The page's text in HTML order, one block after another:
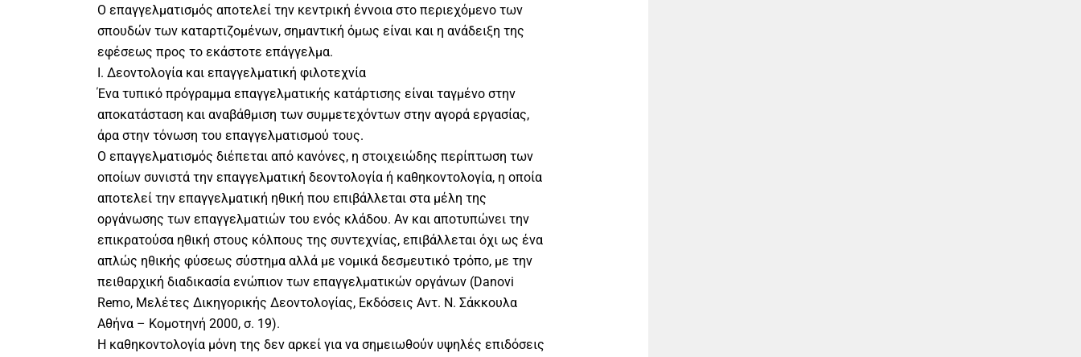
Ο επαγγελματισμός αποτελεί την κεντρική έννοια στο περιεχόμενο των
σπουδών των καταρτιζομένων, σημαντική όμως είναι και η ανάδειξη της
εφέσεως προς το εκάστοτε επάγγελμα.
Ι. Δεοντολογία και επαγγελματική φιλοτεχνία
Ένα τυπικό πρόγραμμα επαγγελματικής κατάρτισης είναι ταγμένο στην
αποκατάσταση και αναβάθμιση των συμμετεχόντων στην αγορά εργασίας,
άρα στην τόνωση του επαγγελματισμού τους.
Ο επαγγελματισμός διέπεται από κανόνες, η στοιχειώδης περίπτωση των
οποίων συνιστά την επαγγελματική δεοντολογία ή καθηκοντολογία, η οποία
αποτελεί την επαγγελματική ηθική που επιβάλλεται στα μέλη της
οργάνωσης των επαγγελματιών του ενός κλάδου. Αν και αποτυπώνει την
επικρατούσα ηθική στους κόλπους της συντεχνίας, επιβάλλεται όχι ως ένα
απλώς ηθικής φύσεως σύστημα αλλά με νομικά δεσμευτικό τρόπο, με την
πειθαρχική διαδικασία ενώπιον των επαγγελματικών οργάνων (Danovi
Remo, Μελέτες Δικηγορικής Δεοντολογίας, Εκδόσεις Αντ. Ν. Σάκκουλα
Αθήνα – Κομοτηνή 2000, σ. 19).
Η καθηκοντολογία μόνη της δεν αρκεί για να σημειωθούν υψηλές επιδόσεις